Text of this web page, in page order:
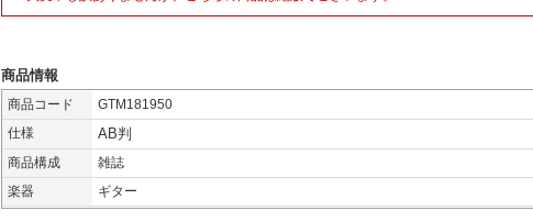
商品情報
商品コード
GTM181950
仕様
AB判
商品構成
雑誌
楽器
ギター